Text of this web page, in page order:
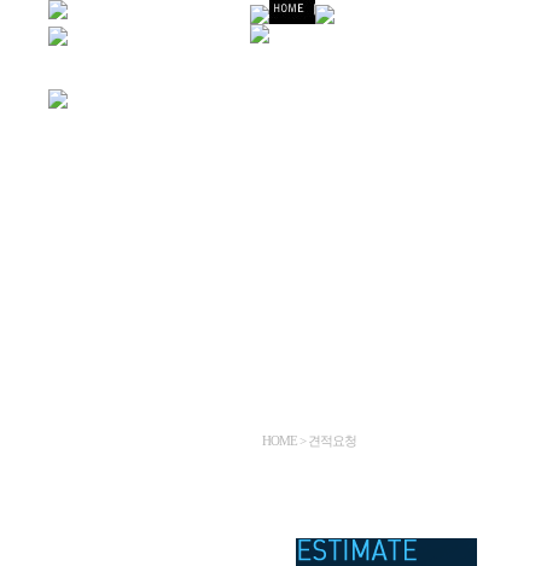
HOME > 견적요청